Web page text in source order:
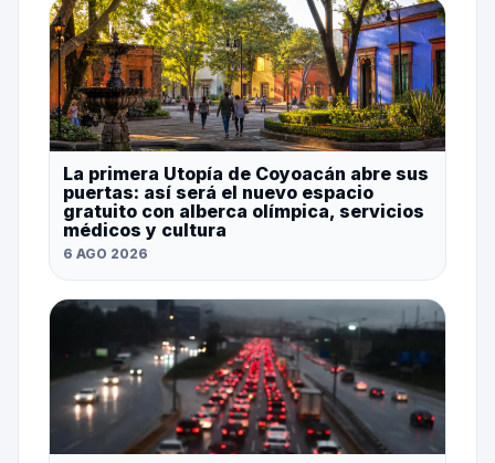
La primera Utopía de Coyoacán abre sus
puertas: así será el nuevo espacio
gratuito con alberca olímpica, servicios
médicos y cultura
6 AGO 2026